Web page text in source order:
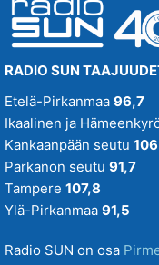
RADIO SUN
Etelä-Pirkanmaa 96,7
Ikaalinen ja
Kankaanpään seutu
Parkanon seutu 91,7
Tampere 107,8
Ylä-Pirkanmaa 91,5
Radio SUN on osa